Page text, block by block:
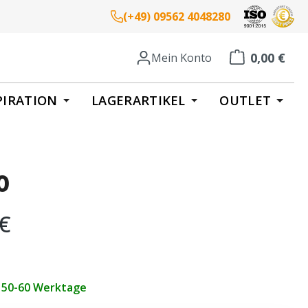
(+49) 09562 4048280
Mein Konto 0,00 €
Warenkorb
LAGERARTIKEL OUTLET
60 Werktage